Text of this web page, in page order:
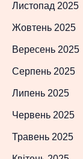
Листопад 2025
Жовтень 2025
Вересень 2025
Серпень 2025
Липень 2025
Червень 2025
Травень 2025